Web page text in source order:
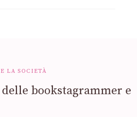
LA SOCIETÀ
bookstagrammer e